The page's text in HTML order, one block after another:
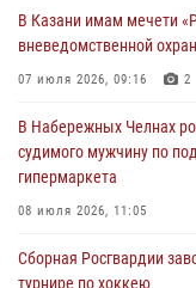
В Нижнекамске
23 июля 2026, 06:47
В Казани Росгвардия
крестного хода и
В Казани имам мечети
вневедомственной
07 июля 2026, 09:16 2
В Набережных Челнах
судимого мужчину по
гипермаркета
08 июля 2026, 11:05
Сборная Росгвардии
турнире по хоккею